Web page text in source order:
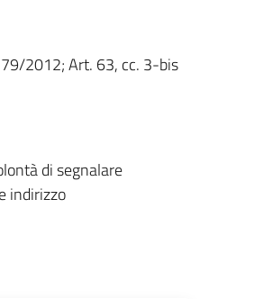
2012; Art. 63, cc. 3-bis
di segnalare
indirizzo